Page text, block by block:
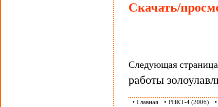
Скачать/
Следующая
работы
• Главная • РНКТ-4 (2006)